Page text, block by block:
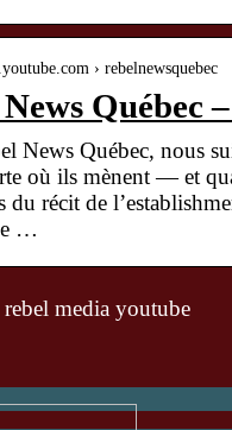
› rebelnewsquebec
Québec
News Québec, nous
où ils mènent — et
du récit de
…
media youtube